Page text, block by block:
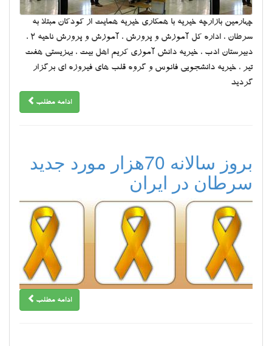
چهارمین بازارچه خیریه با همکاری خیریه همایت از کودکان مبتلا به
سرطان ، اداره کل آموزش و پرورش ، آموزش و پرورش ناحیه 2 ،
دبیرستان ادب ، خیریه دانش آموزی کریم اهل بیت ، بهزیستی هفت
تیر ، خیریه دانشجویی فانوس و گروه قلب های فیروزه ای برگزار
گردید
ادامه مطلب
بروز سالانه 70هزار مورد جدید
سرطان در ایران
ادامه مطلب